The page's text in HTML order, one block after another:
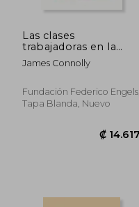
Las clases
trabajadoras en la
historia de Irlanda
James Connolly
Fundación Federico Engels,
Tapa Blanda, Nuevo